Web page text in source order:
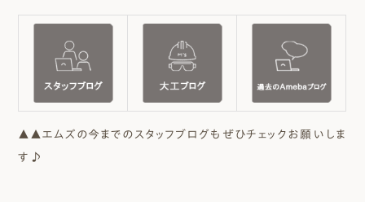
▲▲エムズの今までのスタッフブログもぜひチェックお願いしま
す♪